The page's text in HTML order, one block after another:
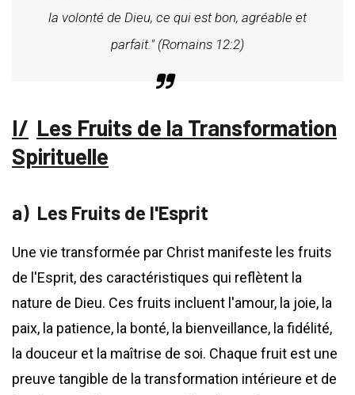
la volonté de Dieu, ce qui est bon, agréable et
parfait." (Romains 12:2)
Les Fruits de la Transformation
Spirituelle
Les Fruits de l'Esprit
Une vie transformée par Christ manifeste les fruits
de l'Esprit, des caractéristiques qui reflètent la
nature de Dieu. Ces fruits incluent l'amour, la joie, la
paix, la patience, la bonté, la bienveillance, la fidélité,
la douceur et la maîtrise de soi. Chaque fruit est une
preuve tangible de la transformation intérieure et de